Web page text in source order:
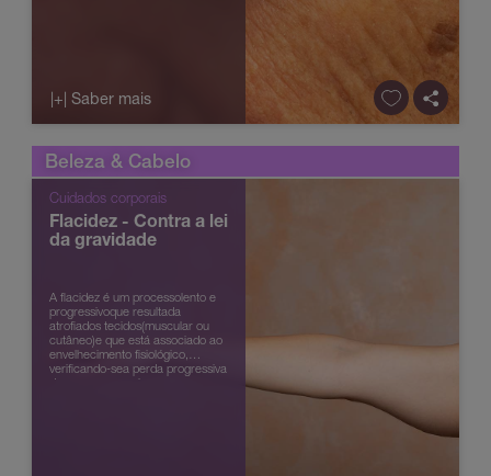
|+| Saber mais
Beleza & Cabelo
Cuidados corporais
Flacidez - Contra a lei
da gravidade
A flacidez é um processolento e
progressivoque resultada
atrofiados tecidos(muscular ou
cutâneo)e que está associado ao
envelhecimento fisiológico,
verificando-sea perda progressiva
de massa muscular que